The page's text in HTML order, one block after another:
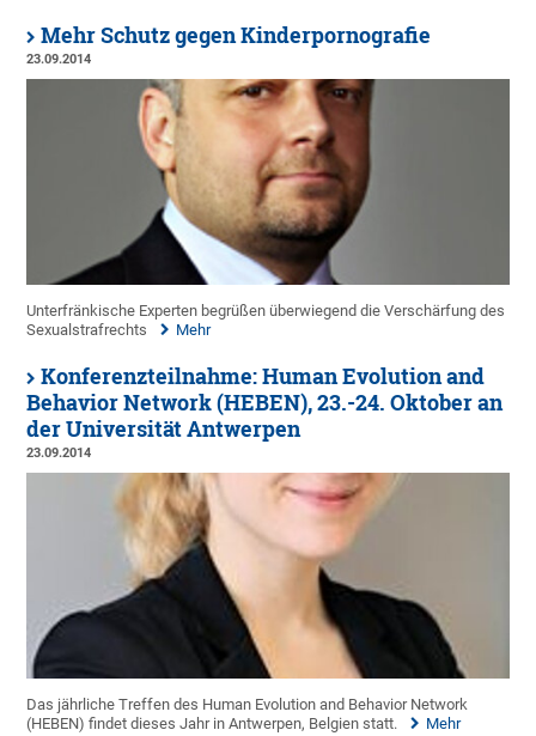
Mehr Schutz gegen Kinderpornografie
23.09.2014
Unterfränkische Experten begrüßen überwiegend die Verschärfung des
Sexualstrafrechts
Mehr
Konferenzteilnahme: Human Evolution and
Behavior Network (HEBEN), 23.-24. Oktober an
der Universität Antwerpen
23.09.2014
Das jährliche Treffen des Human Evolution and Behavior Network
(HEBEN) findet dieses Jahr in Antwerpen, Belgien statt.
Mehr